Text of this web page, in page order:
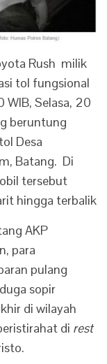
Rush milik
tol fungsional
WIB, Selasa, 20
beruntung
Desa
Batang. Di
tersebut
hingga terbalik
AKP
para
pulang
sopir
di wilayah
di rest